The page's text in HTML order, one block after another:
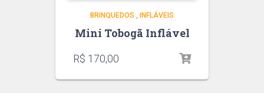
BRINQUEDOS , INFLÁVEIS
Mini Tobogã Inflável
R$ 170,00